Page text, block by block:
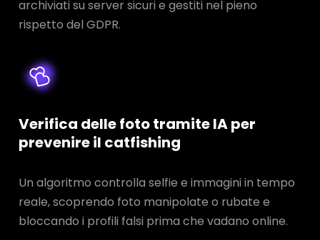
archiviati su server sicuri e gestiti nel pieno
rispetto del GDPR.
Verifica delle foto tramite IA per
prevenire il catfishing
Un algoritmo controlla selfie e immagini in tempo
reale, scoprendo foto manipolate o rubate e
bloccando i profili falsi prima che vadano online.